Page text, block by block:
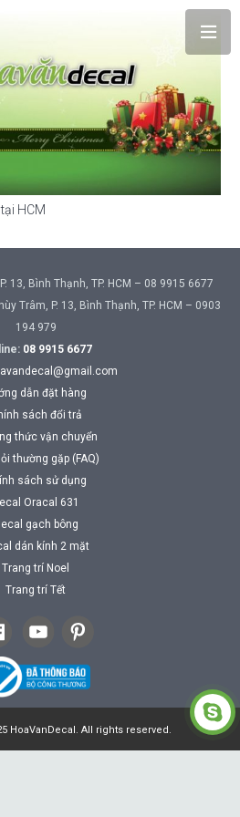
HCM
13, Bình Thạnh, TP. HCM – 08 9915 6677
Trâm, P. 13, Bình Thạnh, TP. HCM – 0903
194 979
08 9915 6677
dẫn đặt hàng
sách đổi trả
thức vận chuyển
thường gặp (FAQ)
sách sử dụng
Oracal 631
gạch bông
dán kính 2 mặt
Trang trí Noel
Trang trí Tết
HoaVanDecal. All rights reserved.